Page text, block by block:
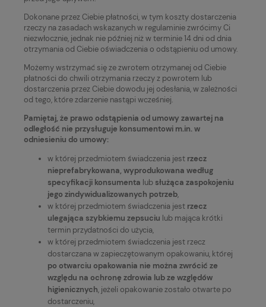
Dokonane przez Ciebie płatności, w tym koszty dostarczenia
rzeczy na zasadach wskazanych w regulaminie zwrócimy Ci
niezwłocznie, jednak nie później niż w terminie 14 dni od dnia
otrzymania od Ciebie oświadczenia o odstąpieniu od umowy.
Możemy wstrzymać się ze zwrotem otrzymanej od Ciebie
płatności do chwili otrzymania rzeczy z powrotem lub
dostarczenia przez Ciebie dowodu jej odesłania, w zależności
od tego, które zdarzenie nastąpi wcześniej.
Pamiętaj, że prawo odstąpienia od umowy zawartej na
odległość nie przysługuje konsumentowi m.in. w
odniesieniu do umowy:
w której przedmiotem świadczenia jest rzecz
nieprefabrykowana, wyprodukowana według
specyfikacji konsumenta lub służąca zaspokojeniu
jego zindywidualizowanych potrzeb,
w której przedmiotem świadczenia jest rzecz
ulegająca szybkiemu zepsuciu lub mająca krótki
termin przydatności do użycia,
w której przedmiotem świadczenia jest rzecz
dostarczana w zapieczętowanym opakowaniu, której
po otwarciu opakowania nie można zwrócić ze
względu na ochronę zdrowia lub ze względów
higienicznych, jeżeli opakowanie zostało otwarte po
dostarczeniu,